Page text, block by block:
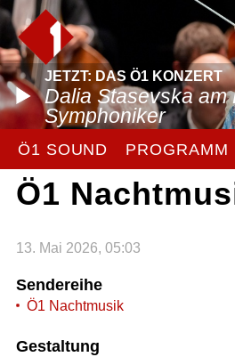
JETZT: DAS Ö1 KONZERT
Dalia Stasevska am
Symphoniker
Ö1 SOUND PROGRAMM
Ö1
13. Mai 2026, 05:03
Sendereihe
Ö1 Nachtmusik
Gestaltung